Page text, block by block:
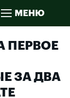
МЕНЮ
ПЕРВОЕ
ЗА ДВА